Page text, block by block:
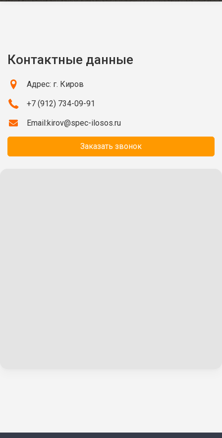
Контактные данные
Адрес: г. Киров
+7 (912) 734-09-91
Email:kirov@spec-ilosos.ru
Заказать звонок